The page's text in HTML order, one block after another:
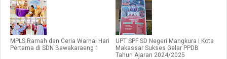
MPLS Ramah dan Ceria Warnai Hari
Pertama di SDN Bawakaraeng 1
UPT SPF SD Negeri Mangkura I Kota
Makassar Sukses Gelar PPDB
Tahun Ajaran 2024/2025